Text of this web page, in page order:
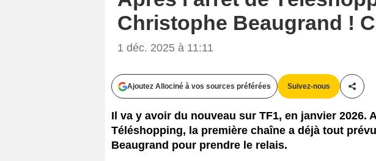
Christophe Beaugrand !
1 déc. 2025 à 11:11
Ajoutez Allociné à vos sources préférées Suivez-nous
Il va y avoir du nouveau sur TF1, en janvier 2026.
Téléshopping, la première chaîne a déjà tout
Beaugrand pour prendre le relais.